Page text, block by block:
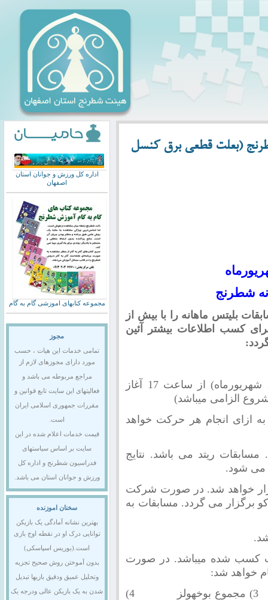
1403 –خانه شطرنج (بعلت قطعی برق کنسل
بلیتس ماهانه را با بیش از
برای کسب اطلاعات بیشتر آئین
1- مسابقات به مدت یک روز (چهارشنبه 21 شهریورماه) از ساعت 17 آغاز
5 دقیقه به اضافه­ ی 3 ثانیه به ازای انجام هر حرکت خواهد
ریتد می باشد. نتایج
می شود.
سوئیسی در 9 دور برگزار خواهد شد. در صورت شرکت
باکو برگزار می گردد. مسابقات به
کسب شده می­باشد. در صورت
خواهد شد:
1) رویارویی مستقیم 2) بوخ­هولز 3) مجموع بوخ­هولز 4)
اداره کل ورزش و جوانان استان
اصفهان
مجموعه کتابهای اموزشی گام به گام
مجوز
تمامی خدمات این هیات ، حسب
مورد دارای مجوزهای لازم از
مراجع مربوطه می باشد و
فعالیتهای این سایت تابع قوانین و
مقررات جمهوری اسلامی ایران
است.
قیمت خدمات اعلام شده در این
سایت بر اساس سیاستهای
فدراسیون شطرنج و اداره کل
ورزش و جوانان استان می باشد.
سخنان اموزنده
بهترین نشانه آمادگی یک بازیکن
توانایی درک او در نقطه اوج بازی
است.(بوریس اسپاسکی)
بدون آموختن روش صحیح تجزیه
وتحلیل عمیق ودقیق بازیها تبدیل
شدن به یک بازیکن عالی ودرجه یک